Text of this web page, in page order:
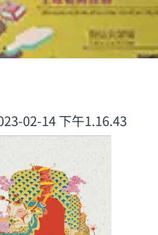
02-14 下午1.16.43